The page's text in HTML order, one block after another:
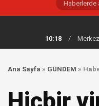
10:18
/ Merkez
Ana Sayfa » GÜNDEM »